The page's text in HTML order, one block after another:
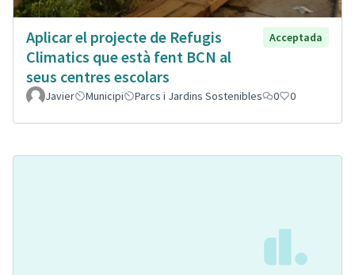
Aplicar el projecte de Refugis
Climatics que està fent BCN al
seus centres escolars
Acceptada
Javier Municipi Parcs i Jardins Sostenibles 0 0